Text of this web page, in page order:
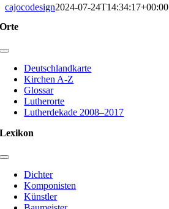
cajocodesign2024-07-24T14:34:17+00:00
Orte
Toggle
NavigationDeutschlandkarte
Kirchen A-Z
Glossar
Lutherorte
Lutherdekade 2008–2017
Lexikon
Toggle
Navigation
Dichter
Komponisten
Künstler